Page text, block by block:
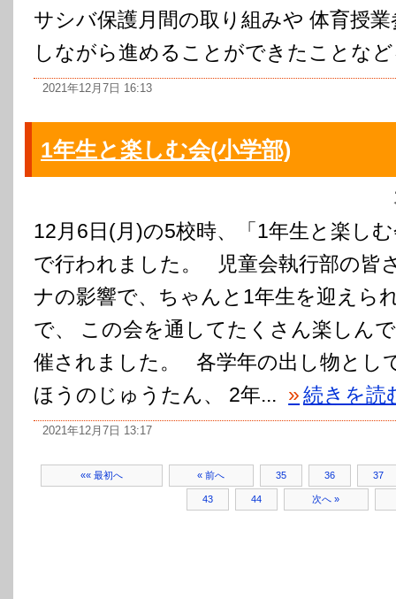
サシバ保護月間の取り組みや 体育授
しながら進めることができたことな
2021年12月7日 16:13
1年生と楽しむ会(小学部)
12月6日(月)の5校時、「1年生と楽し
で行われました。 児童会執行部の皆
ナの影響で、ちゃんと1年生を迎えら
で、 この会を通してたくさん楽しん
催されました。 各学年の出し物とし
ほうのじゅうたん、 2年... »続きを読
2021年12月7日 13:17
«« 最初へ « 前へ 35 36 37
43 44 次へ »